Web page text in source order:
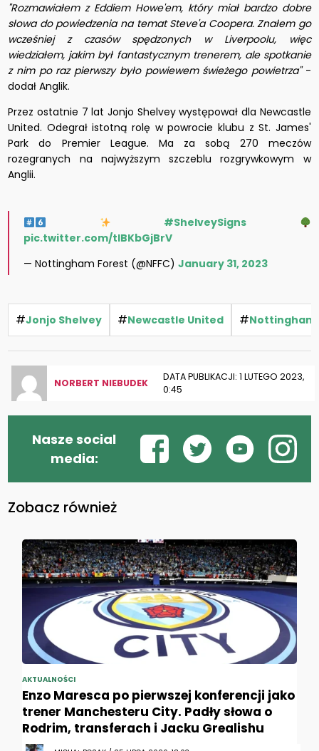
"Rozmawiałem z Eddiem Howe'em, który miał bardzo dobre
słowa do powiedzenia na temat Steve'a Coopera.Znałem go
wcześniej z czasów spędzonych w Liverpoolu, więc
wiedziałem, jakim był fantastycznym trenerem, ale spotkanie
z nim po raz pierwszy było powiewem świeżego powietrza"-
dodał Anglik.
Przez ostatnie 7 lat Jonjo Shelvey występował dla Newcastle
United. Odegrał istotną rolę w powrocie klubu z St. James'
Park do Premier League. Ma za sobą 270 meczów
rozegranych na najwyższym szczeblu rozgrywkowym w
Anglii.
#ShelveySigns
pic.twitter.com/tlBKbGjBrV
— Nottingham Forest (@NFFC)January 31, 2023
#Jonjo Shelvey #Newcastle United #Nottingham
NORBERT NIEBUDEK
DATA PUBLIKACJI: 1 LUTEGO 2023,
0:45
Nasze social
media:
Zobacz również
AKTUALNOŚCI
Enzo Maresca po pierwszej konferencji jako
trener Manchesteru City. Padły słowa o
Rodrim, transferach i Jacku Grealishu